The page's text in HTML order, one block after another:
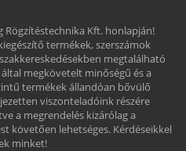
Rögzítéstechnika Kft. honlapján!
termékek, szerszámok
megtalálható
megkövetelt minőségű és a
termékek állandóan bővülő
viszonteladóink részére
a megrendelés kizárólag a
követően lehetséges. Kérdéseikkel
minket!